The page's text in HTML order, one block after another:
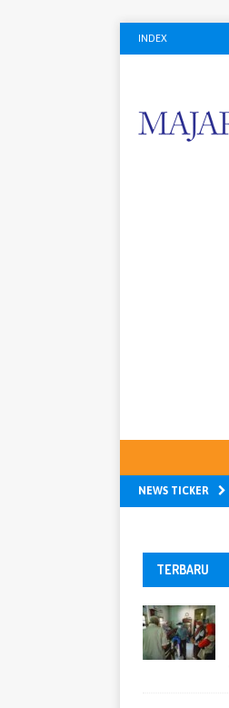
INDEX
NEWS TICKER
TERBARU